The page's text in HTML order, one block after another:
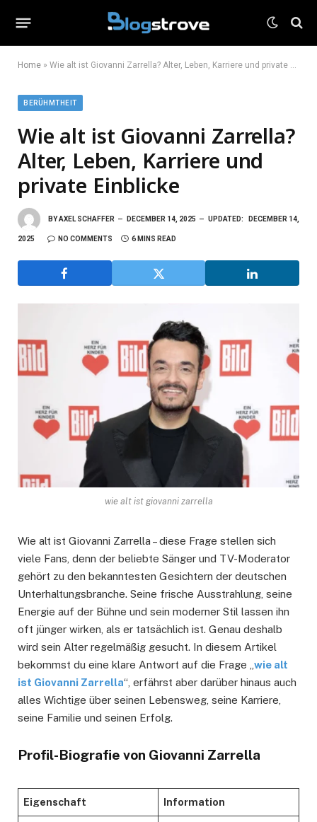
Home » Wie alt ist Giovanni Zarrella? Alter, Leben, Karriere und private Einblicke
BERÜHMTHEIT
Wie alt ist Giovanni Zarrella?
Alter, Leben, Karriere und
private Einblicke
BYAXEL SCHAFFER DECEMBER 14, 2025 UPDATED: DECEMBER 14,
2025 NO COMMENTS 6 MINS READ
wie alt ist giovanni zarrella
Wie alt ist Giovanni Zarrella – diese Frage stellen sich
viele Fans, denn der beliebte Sänger und TV-Moderator
gehört zu den bekanntesten Gesichtern der deutschen
Unterhaltungsbranche. Seine frische Ausstrahlung, seine
Energie auf der Bühne und sein moderner Stil lassen ihn
oft jünger wirken, als er tatsächlich ist. Genau deshalb
wird sein Alter regelmäßig gesucht. In diesem Artikel
bekommst du eine klare Antwort auf die Frage „wie alt
ist Giovanni Zarrella“, erfährst aber darüber hinaus auch
alles Wichtige über seinen Lebensweg, seine Karriere,
seine Familie und seinen Erfolg.
Profil-Biografie von Giovanni Zarrella
Eigenschaft Information